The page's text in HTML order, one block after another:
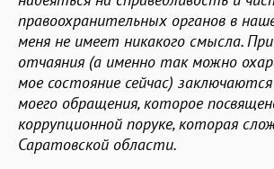
правоохранительных органов в
меня не имеет никакого смысла.
отчаяния (а именно так можно
мое состояние сейчас)
моего обращения, которое
коррупционной поруке, которая
Саратовской области.